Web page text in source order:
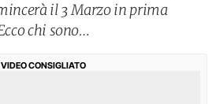
il 3 Marzo in prima
chi sono…
VIDEO CONSIGLIATO